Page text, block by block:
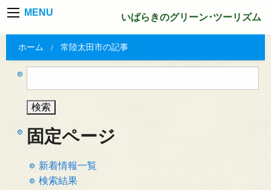
MENU いばらきのグリーン･ツーリズム
ホーム 常陸太田市の記事
索:
固定ページ
新着情報一覧
検索結果